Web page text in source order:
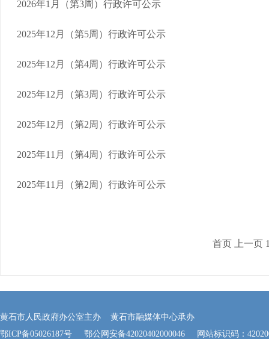
2026年1月（第3周）行政许可公示
2025年12月（第5周）行政许可公示
2025年12月（第4周）行政许可公示
2025年12月（第3周）行政许可公示
2025年12月（第2周）行政许可公示
2025年11月（第4周）行政许可公示
2025年11月（第2周）行政许可公示
首页 上一页
黄石市人民政府办公室主办 黄石市融媒体中心承办
鄂ICP备05026187号
鄂公网安备42020402000046 网站标识码：